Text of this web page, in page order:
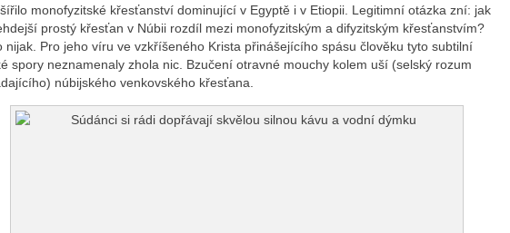
monofyzitské křesťanství dominující v Egyptě i v Etiopii. Legitimní otázka zní: jak
prostý křesťan v Núbii rozdíl mezi monofyzitským a difyzitským křesťanstvím?
nijak. Pro jeho víru ve vzkříšeného Krista přinášejícího spásu člověku tyto subtilní
spory neznamenaly zhola nic. Bzučení otravné mouchy kolem uší (selský rozum
núbijského venkovského křesťana.